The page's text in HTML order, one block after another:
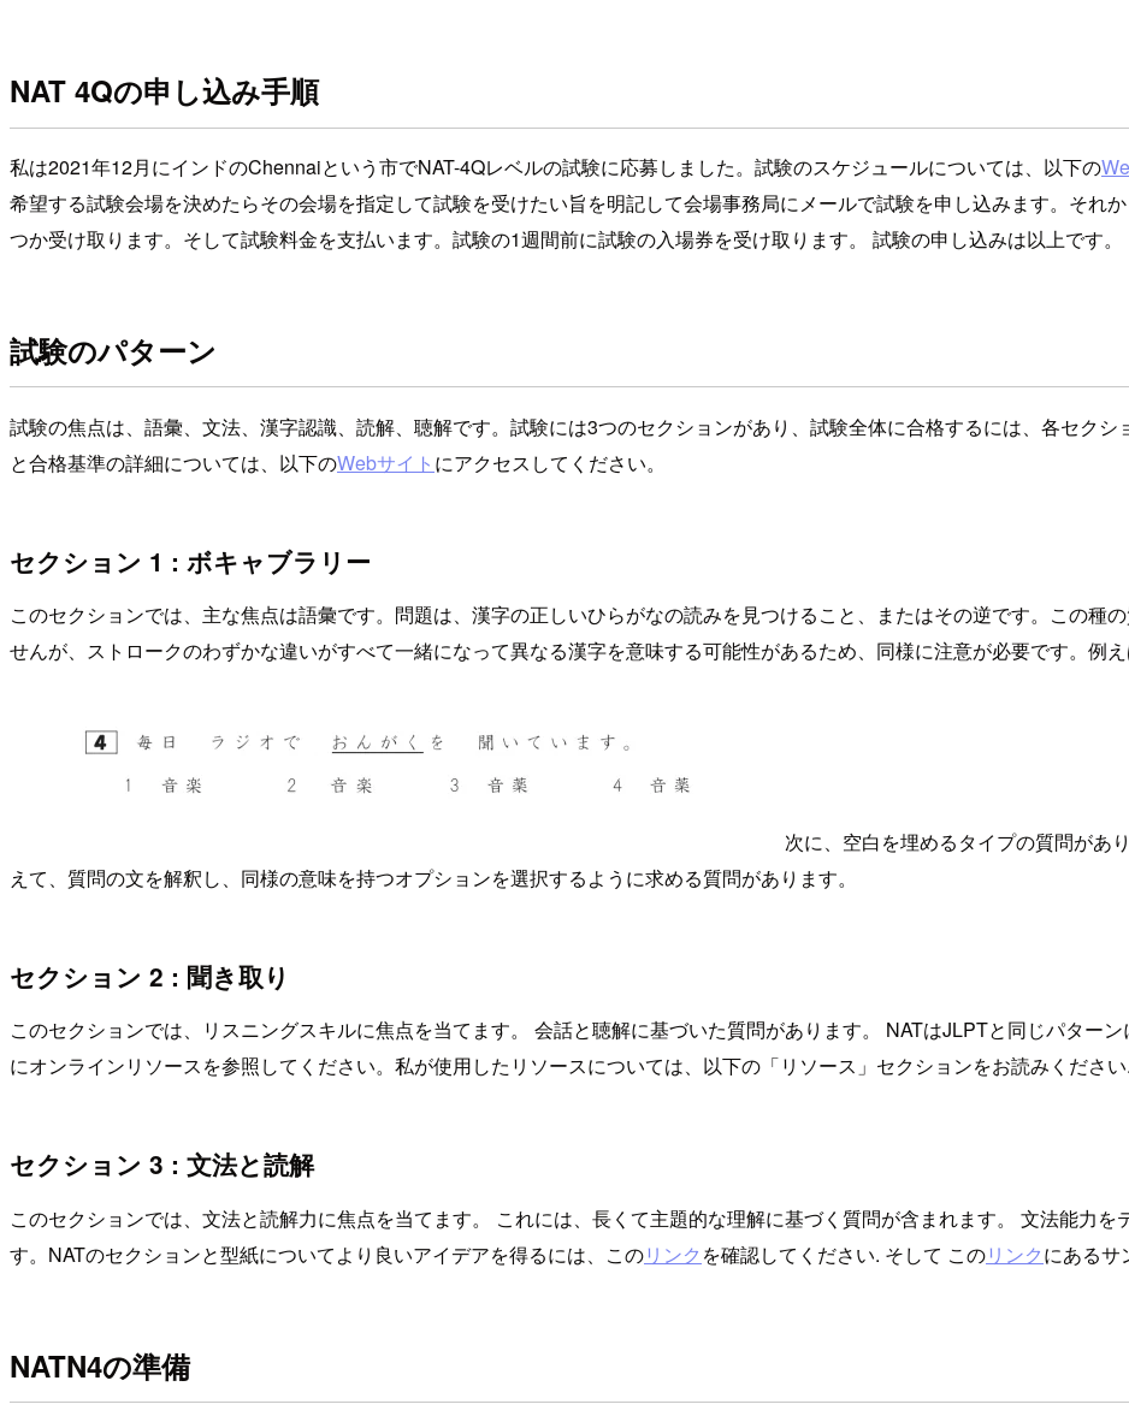
NAT 4Qの申し込み手順
私は2021年12月にインドのChennaiという市でNAT-4Qレベルの試験に応募しました。試験のスケジュールについては、以下の
希望する試験会場を決めたらその会場を指定して試験を受けたい旨を明記して会場事務局にメールで試験を申し込みます。それ
つか受け取ります。そして試験料金を支払います。試験の1週間前に試験の入場券を受け取ります。 試験の申し込みは以上です。
試験のパターン
試験の焦点は、語彙、文法、漢字認識、読解、聴解です。試験には3つのセクションがあり、試験全体に合格するには、各セク
と合格基準の詳細については、以下のWebサイト にアクセスしてください。
セクション 1 : ボキャブラリー
このセクションでは、主な焦点は語彙です。問題は、漢字の正しいひらがなの読みを見つけること、またはその逆です。この種
せんが、ストロークのわずかな違いがすべて一緒になって異なる漢字を意味する可能性があるため、同様に注意が必要です。例
次に、空白を埋めるタイプの質問があ
えて、質問の文を解釈し、同様の意味を持つオプションを選択するように求める質問があります。
セクション 2 : 聞き取り
このセクションでは、リスニングスキルに焦点を当てます。 会話と聴解に基づいた質問があります。 NATはJLPTと同じパター
にオンラインリソースを参照してください。私が使用したリソースについては、以下の「リソース」セクションをお読みください.
セクション 3 : 文法と読解
このセクションでは、文法と読解力に焦点を当てます。 これには、長くて主題的な理解に基づく質問が含まれます。 文法能力
す。NATのセクションと型紙についてより良いアイデアを得るには、このリンク を確認してください. そして このリンクにあるサ
NATN4の準備